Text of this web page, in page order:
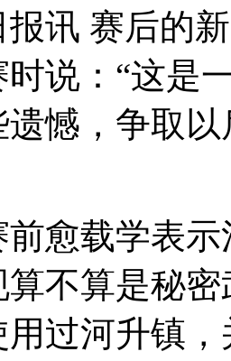
赛后的新
说：“这是
憾，争取
载学表示
不算是秘
过河升镇